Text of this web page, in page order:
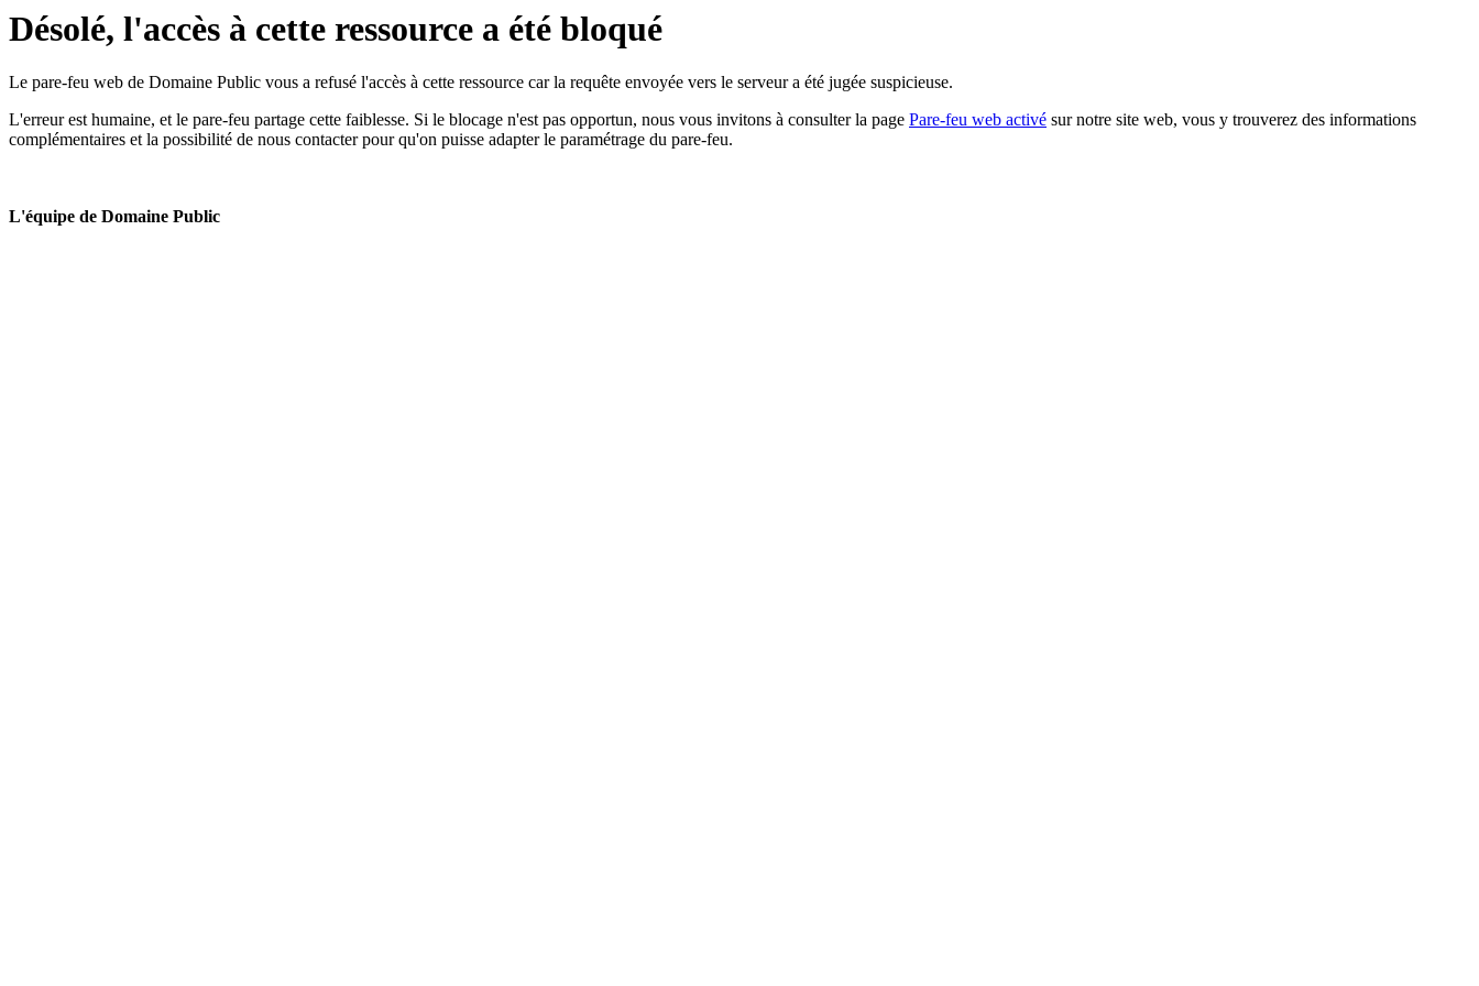
Désolé, l'accès à cette ressource a été bloqué
Le pare-feu web de Domaine Public vous a refusé l'accès à cette ressource car la requête envoyée vers le serveur a été jugée suspicieuse.
L'erreur est humaine, et le pare-feu partage cette faiblesse. Si le blocage n'est pas opportun, nous vous invitons à consulter la page Pare-feu web activé sur notre site web, vous y trouverez des informations
complémentaires et la possibilité de nous contacter pour qu'on puisse adapter le paramétrage du pare-feu.
L'équipe de Domaine Public